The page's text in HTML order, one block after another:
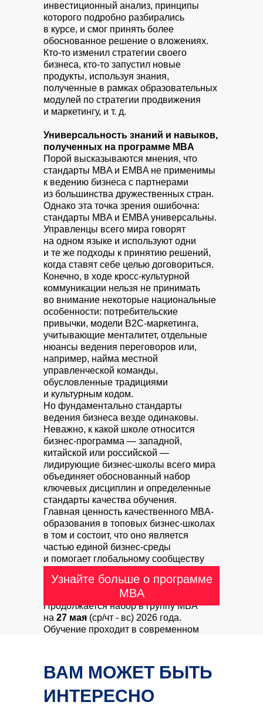
инвестиционный анализ, принципы
которого подробно разбирались
в курсе, и смог принять более
обоснованное решение о вложениях.
Кто-то изменил стратегии своего
бизнеса, кто-то запустил новые
продукты, используя знания,
полученные в рамках образовательных
модулей по стратегии продвижения
и маркетингу, и т. д.
Универсальность знаний и навыков,
полученных на программе MBA
Порой высказываются мнения, что
стандарты MBA и EMBA не применимы
к ведению бизнеса с партнерами
из большинства дружественных стран.
Однако эта точка зрения ошибочна:
стандарты MBA и EMBA универсальны.
Управленцы всего мира говорят
на одном языке и используют одни
и те же подходы к принятию решений,
когда ставят себе целью договориться.
Конечно, в ходе кросс-культурной
коммуникации нельзя не принимать
во внимание некоторые национальные
особенности: потребительские
привычки, модели B2C-маркетинга,
учитывающие менталитет, отдельные
нюансы ведения переговоров или,
например, найма местной
управленческой команды,
обусловленные традициями
и культурным кодом.
Но фундаментально стандарты
ведения бизнеса везде одинаковы.
Неважно, к какой школе относится
бизнес-программа — западной,
китайской или российской —
лидирующие бизнес-школы всего мира
объединяет обоснованный набор
ключевых дисциплин и определенные
стандарты качества обучения.
Главная ценность качественного MBA-
образования в топовых бизнес-школах
в том и состоит, что оно является
частью единой бизнес-среды
и помогает глобальному сообществу
общаться на одном языке.
Продолжается набор в группу MBA
на 27 мая (ср/чт - вс) 2026 года.
Обучение проходит в современном
Узнайте больше о программе
MBA
ВАМ МОЖЕТ БЫТЬ
ИНТЕРЕСНО